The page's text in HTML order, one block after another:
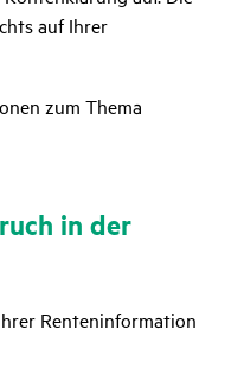
auf Ihrer
zum Thema
in der
Renteninformation